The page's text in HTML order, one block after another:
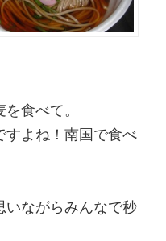
食べて。
すよね！南国で食べ
いながらみんなで秒